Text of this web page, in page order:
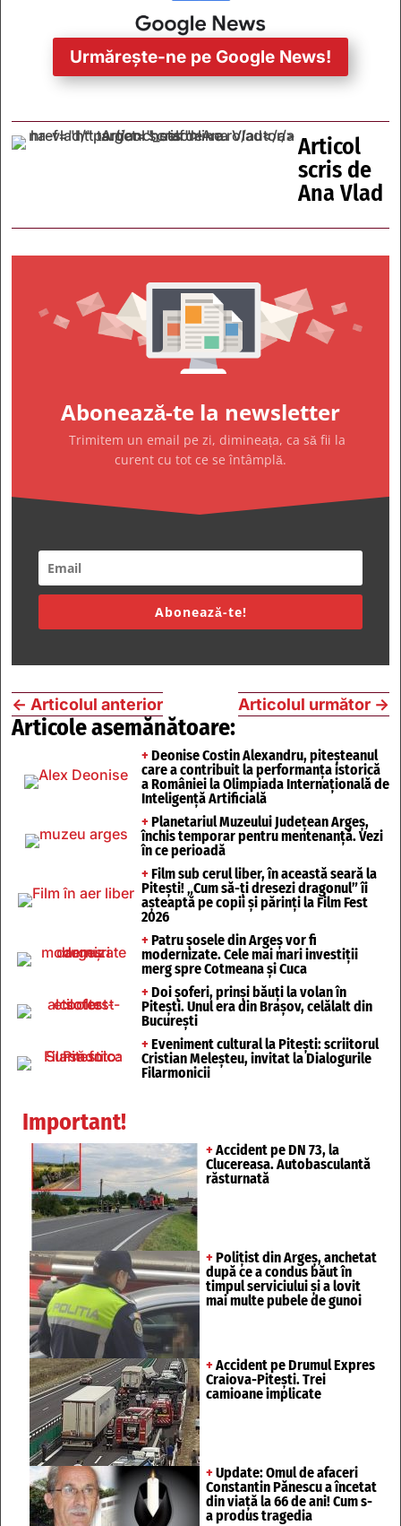
Urmărește-ne pe Google News!
Articol
scris de
Ana Vlad
Abonează-te la newsletter
Trimitem un email pe zi, dimineața, ca să fii la
curent cu tot ce se întâmplă.
Abonează-te!
← Articolul anterior Articolul următor →
Articole asemănătoare:
+ Deonise Costin Alexandru, piteșteanul
care a contribuit la performanța istorică
a României la Olimpiada Internațională de
Inteligență Artificială
+ Planetariul Muzeului Județean Argeș,
închis temporar pentru mentenanță. Vezi
în ce perioadă
+ Film sub cerul liber, în această seară la
Pitești! „Cum să-ți dresezi dragonul” îi
așteaptă pe copii și părinți la Film Fest
2026
+ Patru șosele din Argeș vor fi
modernizate. Cele mai mari investiții
merg spre Cotmeana și Cuca
+ Doi șoferi, prinși băuți la volan în
Pitești. Unul era din Brașov, celălalt din
București
+ Eveniment cultural la Pitești: scriitorul
Cristian Meleșteu, invitat la Dialogurile
Filarmonicii
Important!
+ Accident pe DN 73, la
Clucereasa. Autobasculantă
răsturnată
+ Polițist din Argeș, anchetat
după ce a condus băut în
timpul serviciului și a lovit
mai multe pubele de gunoi
+ Accident pe Drumul Expres
Craiova-Pitești. Trei
camioane implicate
+ Update: Omul de afaceri
Constantin Pănescu a încetat
din viață la 66 de ani! Cum s-
a produs tragedia